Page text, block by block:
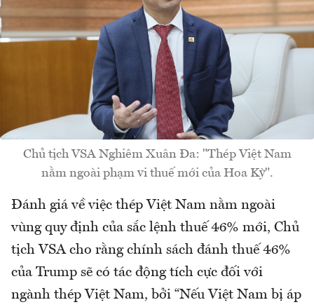
Chủ tịch VSA Nghiêm Xuân Đa: "Thép Việt Nam
nằm ngoài phạm vi thuế mới của Hoa Kỳ".
Đánh giá về việc thép Việt Nam nằm ngoài
vùng quy định của sắc lệnh thuế 46% mới, Chủ
tịch VSA cho rằng chính sách đánh thuế 46%
của Trump sẽ có tác động tích cực đối với
ngành thép Việt Nam, bởi “Nếu Việt Nam bị áp